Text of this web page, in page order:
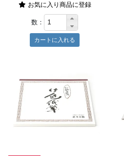
お気に入り商品に登録
数：